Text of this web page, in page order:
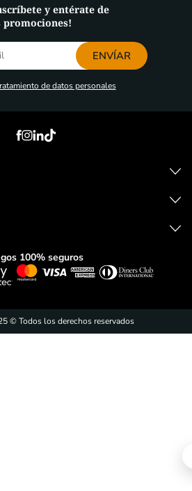
y entérate de
promociones!
ENVÍAR
de datos personales
100% seguros
© Todos los derechos reservados